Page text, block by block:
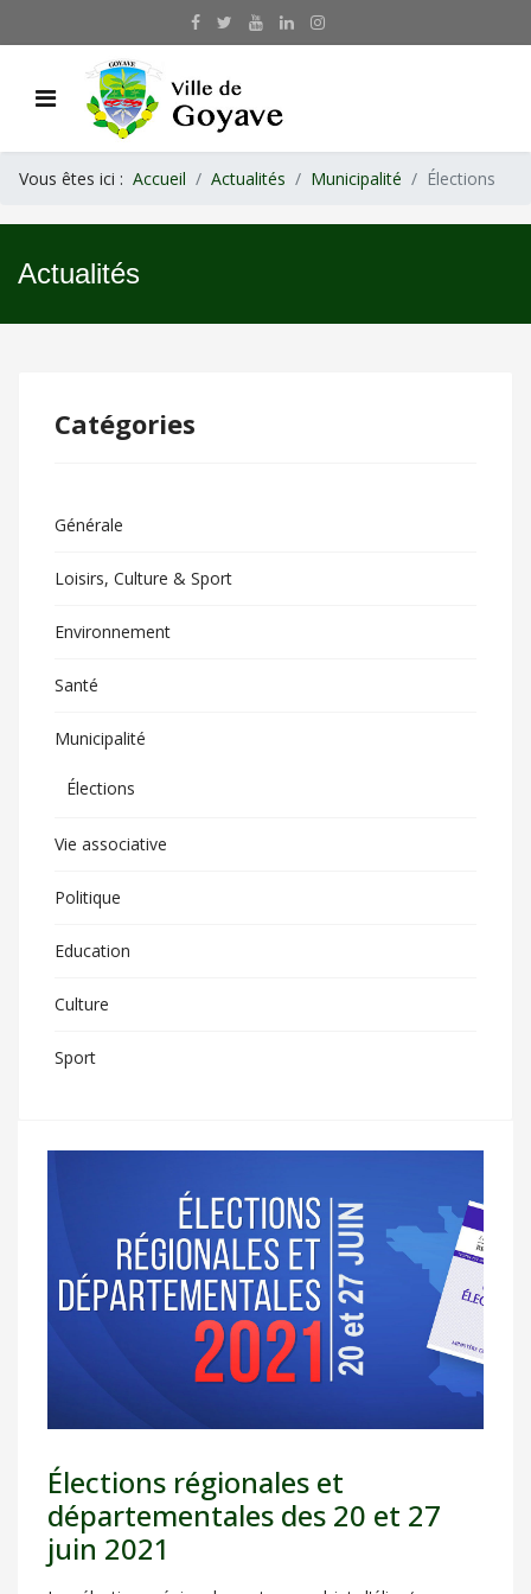
Vous êtes ici : Accueil Actualités Municipalité Élections
Actualités
Catégories
Générale
Loisirs, Culture & Sport
Environnement
Santé
Municipalité
Élections
Vie associative
Politique
Education
Culture
Sport
Élections régionales et
départementales des 20 et 27
juin 2021